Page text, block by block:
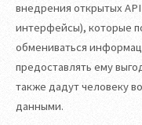
внедрения открытых
интерфейсы), которые
обмениваться
предоставлять ему
также дадут человеку
данными.